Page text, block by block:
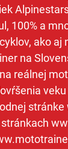
100% a
ako aj
na
reálnej